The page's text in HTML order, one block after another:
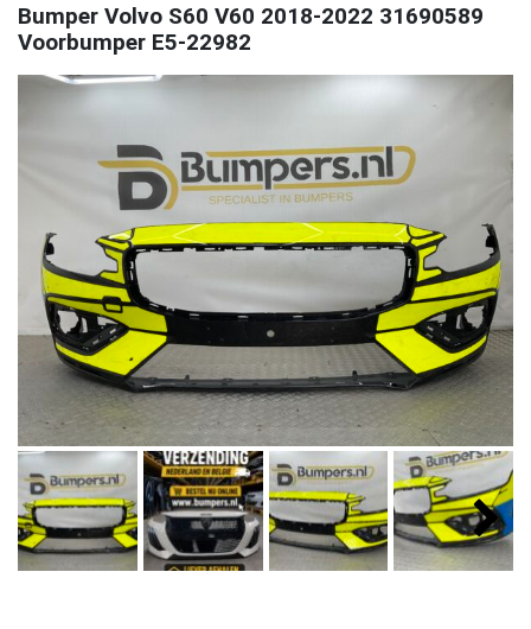
Bumper Volvo S60 V60 2018-2022 31690589
Voorbumper E5-22982